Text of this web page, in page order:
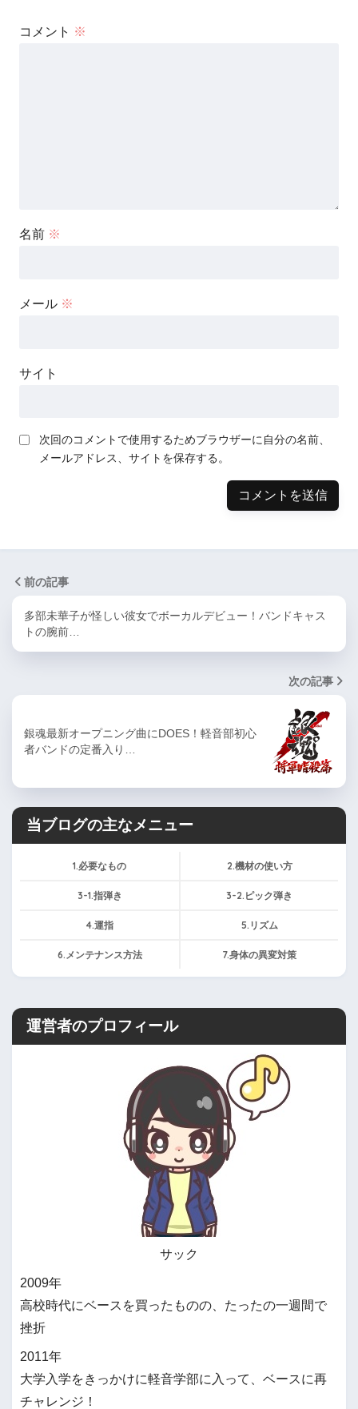
コメント ※
名前 ※
メール ※
サイト
次回のコメントで使用するためブラウザーに自分の名前、
メールアドレス、サイトを保存する。
前の記事
多部未華子が怪しい彼女でボーカルデビュー！バンドキャス
トの腕前…
次の記事
銀魂最新オープニング曲にDOES！軽音部初心
者バンドの定番入り…
当ブログの主なメニュー
1.必要なもの 2.機材の使い方
3-1.指弾き 3-2.ピック弾き
4.運指 5.リズム
6.メンテナンス方法 7.身体の異変対策
運営者のプロフィール
サック
2009年
高校時代にベースを買ったものの、たったの一週間で
挫折
2011年
大学入学をきっかけに軽音学部に入って、ベースに再
チャレンジ！